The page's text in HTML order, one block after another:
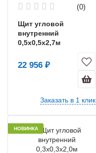
(0)
Щит угловой
внутренний
0,5х0,5х2,7м
22 956 ₽
Заказать в 1 клик
НОВИНКА